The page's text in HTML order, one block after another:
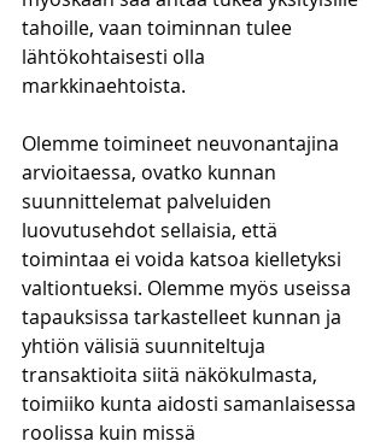
tahoille, vaan toiminnan tulee
lähtökohtaisesti olla
markkinaehtoista.
Olemme toimineet neuvonantajina
arvioitaessa, ovatko kunnan
suunnittelemat palveluiden
luovutusehdot sellaisia, että
toimintaa ei voida katsoa kielletyksi
valtiontueksi. Olemme myös useissa
tapauksissa tarkastelleet kunnan ja
yhtiön välisiä suunniteltuja
transaktioita siitä näkökulmasta,
toimiiko kunta aidosti samanlaisessa
roolissa kuin missä